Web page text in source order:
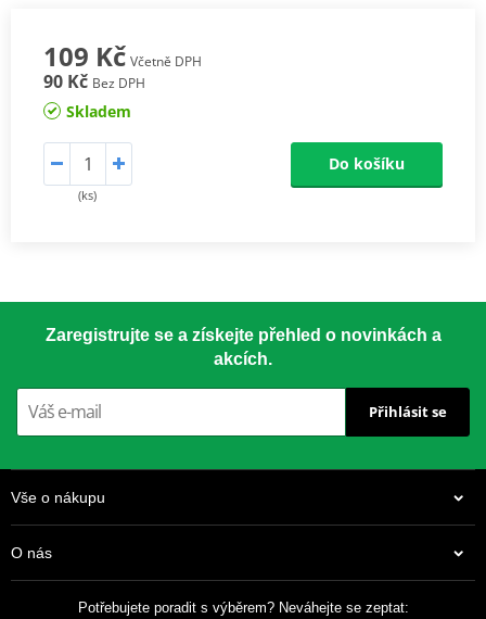
109 Kč Včetně DPH
90 Kč Bez DPH
Skladem
(ks)
Do košíku
Zaregistrujte se a získejte přehled o novinkách a
akcích.
Přihlásit se
Vše o nákupu
O nás
Potřebujete poradit s výběrem? Neváhejte se zeptat: